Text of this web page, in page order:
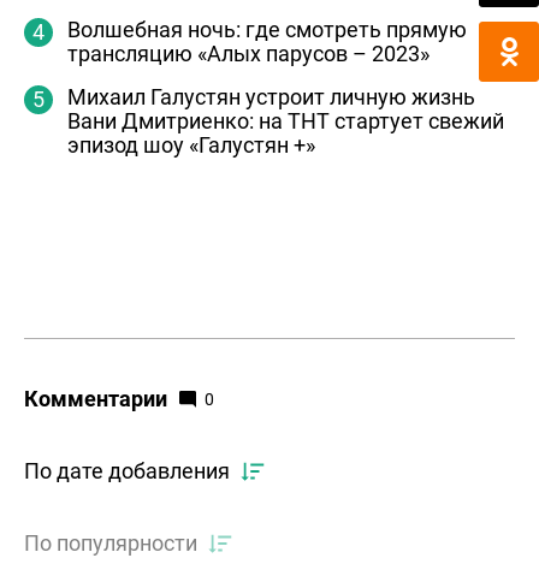
Волшебная ночь: где смотреть прямую
трансляцию «Алых парусов – 2023»
Михаил Галустян устроит личную жизнь
Вани Дмитриенко: на ТНТ стартует свежий
эпизод шоу «Галустян +»
Комментарии 0
По дате добавления
По популярности